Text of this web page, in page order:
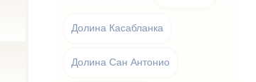
Долина Касабланка
Долина Сан Антонио